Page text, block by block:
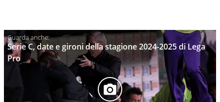
Serie C, date e gironi della stagione 2024-2025 di Lega
Pro